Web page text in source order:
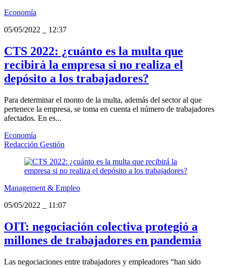
Economía
05/05/2022
12:37
CTS 2022: ¿cuánto es la multa que
recibirá la empresa si no realiza el
depósito a los trabajadores?
Para determinar el monto de la multa, además del sector al que
pertenece la empresa, se toma en cuenta el número de trabajadores
afectados. En es...
Economía
Redacción Gestión
Management & Empleo
05/05/2022
11:07
OIT: negociación colectiva protegió a
millones de trabajadores en pandemia
Las negociaciones entre trabajadores y empleadores “han sido